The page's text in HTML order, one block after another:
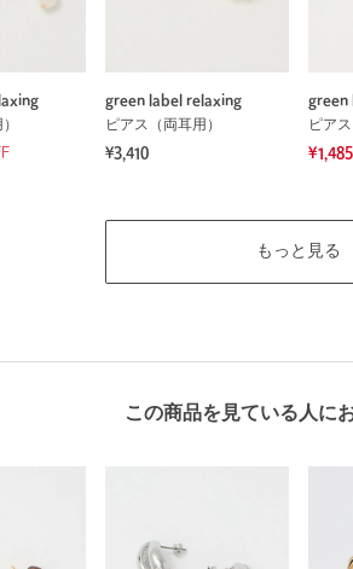
green label relaxing
ピアス（両耳用）
¥3,410
green
ピア
¥1,485
もっと見る
この商品を見ている人に